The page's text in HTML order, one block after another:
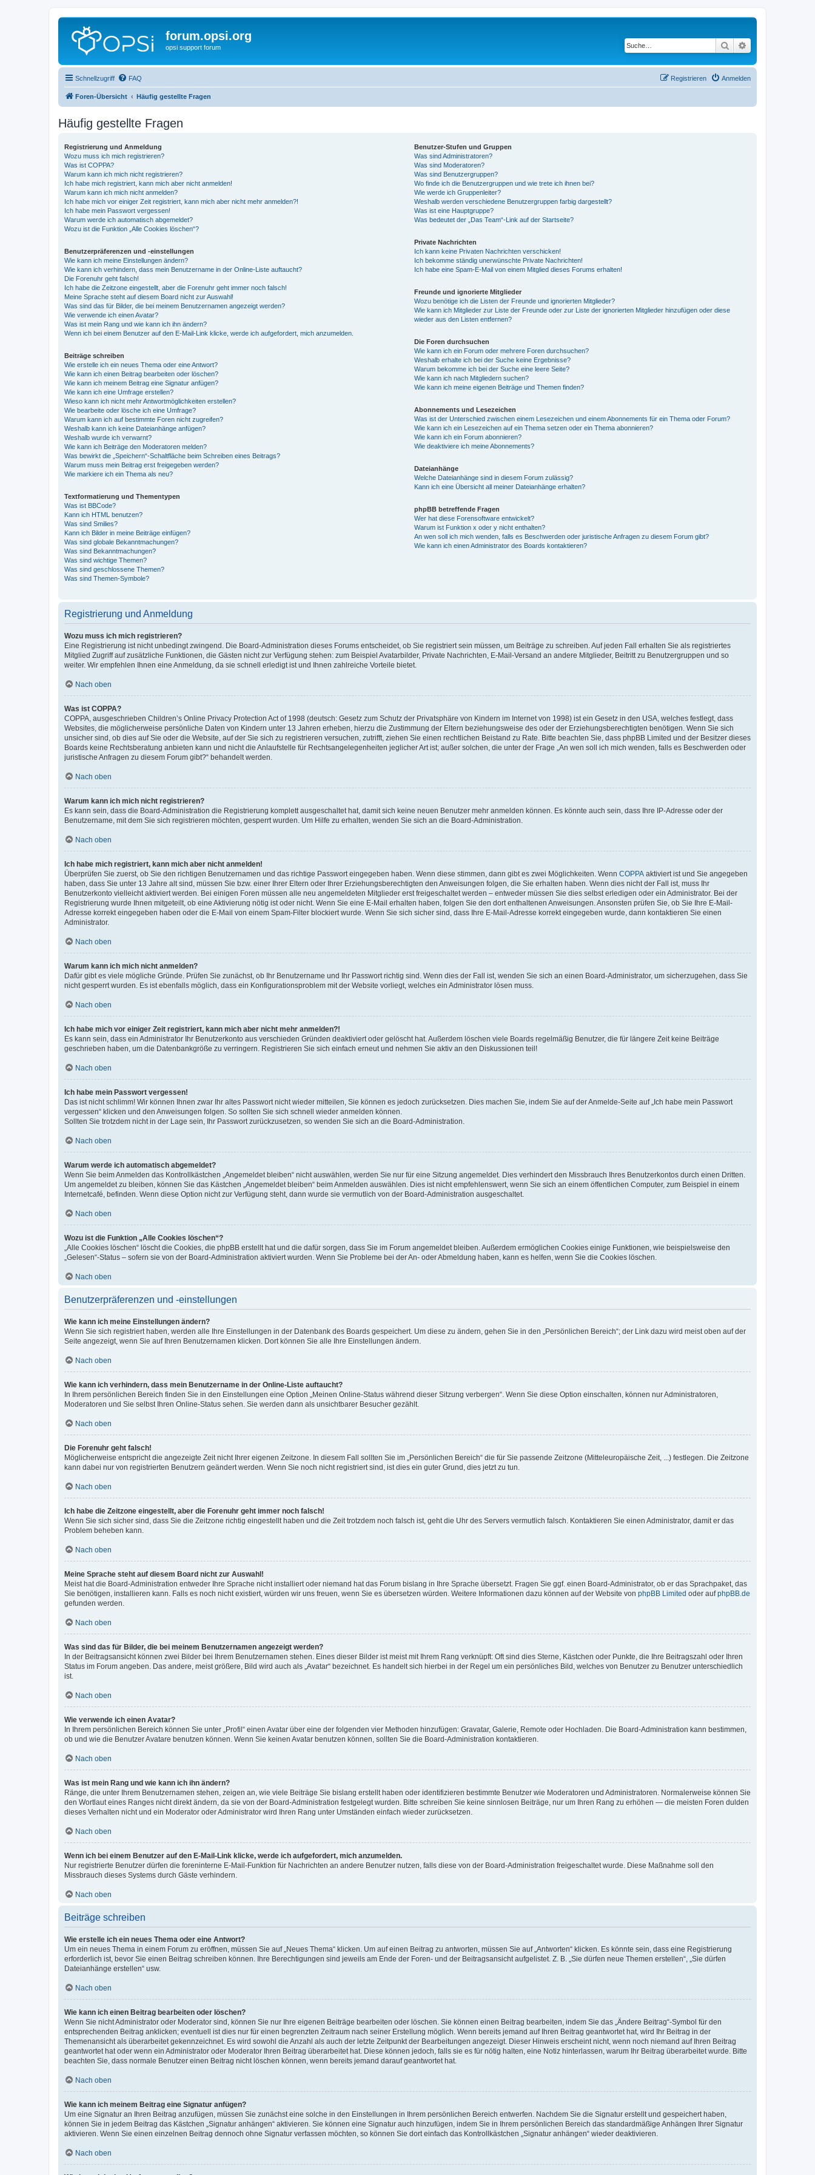
forum.opsi.org
opsi support forum Suche
Schnellzugriff FAQ Anmelden
Registrieren
Foren-Übersicht Häufig gestellte Fragen
Häufig gestellte Fragen
Registrierung und Anmeldung
Wozu muss ich mich registrieren?
Was ist COPPA?
Warum kann ich mich nicht registrieren?
Ich habe mich registriert, kann mich aber nicht anmelden!
Warum kann ich mich nicht anmelden?
Ich habe mich vor einiger Zeit registriert, kann mich aber nicht mehr anmelden?!
Ich habe mein Passwort vergessen!
Warum werde ich automatisch abgemeldet?
Wozu ist die Funktion „Alle Cookies löschen“?
Benutzerpräferenzen und -einstellungen
Wie kann ich meine Einstellungen ändern?
Wie kann ich verhindern, dass mein Benutzername in der Online-Liste auftaucht?
Die Forenuhr geht falsch!
Ich habe die Zeitzone eingestellt, aber die Forenuhr geht immer noch falsch!
Meine Sprache steht auf diesem Board nicht zur Auswahl!
Was sind das für Bilder, die bei meinem Benutzernamen angezeigt werden?
Wie verwende ich einen Avatar?
Was ist mein Rang und wie kann ich ihn ändern?
Wenn ich bei einem Benutzer auf den E-Mail-Link klicke, werde ich aufgefordert, mich anzumelden.
Beiträge schreiben
Wie erstelle ich ein neues Thema oder eine Antwort?
Wie kann ich einen Beitrag bearbeiten oder löschen?
Wie kann ich meinem Beitrag eine Signatur anfügen?
Wie kann ich eine Umfrage erstellen?
Wieso kann ich nicht mehr Antwortmöglichkeiten erstellen?
Wie bearbeite oder lösche ich eine Umfrage?
Warum kann ich auf bestimmte Foren nicht zugreifen?
Weshalb kann ich keine Dateianhänge anfügen?
Weshalb wurde ich verwarnt?
Wie kann ich Beiträge den Moderatoren melden?
Was bewirkt die „Speichern“-Schaltfläche beim Schreiben eines Beitrags?
Warum muss mein Beitrag erst freigegeben werden?
Wie markiere ich ein Thema als neu?
Textformatierung und Thementypen
Was ist BBCode?
Kann ich HTML benutzen?
Was sind Smilies?
Kann ich Bilder in meine Beiträge einfügen?
Was sind globale Bekanntmachungen?
Was sind Bekanntmachungen?
Was sind wichtige Themen?
Was sind geschlossene Themen?
Was sind Themen-Symbole?
Benutzer-Stufen und Gruppen
Was sind Administratoren?
Was sind Moderatoren?
Was sind Benutzergruppen?
Wo finde ich die Benutzergruppen und wie trete ich ihnen bei?
Wie werde ich Gruppenleiter?
Weshalb werden verschiedene Benutzergruppen farbig dargestellt?
Was ist eine Hauptgruppe?
Was bedeutet der „Das Team“-Link auf der Startseite?
Private Nachrichten
Ich kann keine Privaten Nachrichten verschicken!
Ich bekomme ständig unerwünschte Private Nachrichten!
Ich habe eine Spam-E-Mail von einem Mitglied dieses Forums erhalten!
Freunde und ignorierte Mitglieder
Wozu benötige ich die Listen der Freunde und ignorierten Mitglieder?
Wie kann ich Mitglieder zur Liste der Freunde oder zur Liste der ignorierten Mitglieder hinzufügen oder diese
wieder aus den Listen entfernen?
Die Foren durchsuchen
Wie kann ich ein Forum oder mehrere Foren durchsuchen?
Weshalb erhalte ich bei der Suche keine Ergebnisse?
Warum bekomme ich bei der Suche eine leere Seite?
Wie kann ich nach Mitgliedern suchen?
Wie kann ich meine eigenen Beiträge und Themen finden?
Abonnements und Lesezeichen
Was ist der Unterschied zwischen einem Lesezeichen und einem Abonnements für ein Thema oder Forum?
Wie kann ich ein Lesezeichen auf ein Thema setzen oder ein Thema abonnieren?
Wie kann ich ein Forum abonnieren?
Wie deaktiviere ich meine Abonnements?
Dateianhänge
Welche Dateianhänge sind in diesem Forum zulässig?
Kann ich eine Übersicht all meiner Dateianhänge erhalten?
phpBB betreffende Fragen
Wer hat diese Forensoftware entwickelt?
Warum ist Funktion x oder y nicht enthalten?
An wen soll ich mich wenden, falls es Beschwerden oder juristische Anfragen zu diesem Forum gibt?
Wie kann ich einen Administrator des Boards kontaktieren?
Registrierung und Anmeldung
Wozu muss ich mich registrieren?
Eine Registrierung ist nicht unbedingt zwingend. Die Board-Administration dieses Forums entscheidet, ob Sie registriert sein müssen, um Beiträge zu schreiben. Auf jeden Fall erhalten Sie als registriertes
Mitglied Zugriff auf zusätzliche Funktionen, die Gästen nicht zur Verfügung stehen: zum Beispiel Avatarbilder, Private Nachrichten, E-Mail-Versand an andere Mitglieder, Beitritt zu Benutzergruppen und so
weiter. Wir empfehlen Ihnen eine Anmeldung, da sie schnell erledigt ist und Ihnen zahlreiche Vorteile bietet.
Nach oben
Was ist COPPA?
COPPA, ausgeschrieben Children’s Online Privacy Protection Act of 1998 (deutsch: Gesetz zum Schutz der Privatsphäre von Kindern im Internet von 1998) ist ein Gesetz in den USA, welches festlegt, dass
Websites, die möglicherweise persönliche Daten von Kindern unter 13 Jahren erheben, hierzu die Zustimmung der Eltern beziehungsweise des oder der Erziehungsberechtigten benötigen. Wenn Sie sich
unsicher sind, ob dies auf Sie oder die Website, auf der Sie sich zu registrieren versuchen, zutrifft, ziehen Sie einen rechtlichen Beistand zu Rate. Bitte beachten Sie, dass phpBB Limited und der Besitzer dieses
Boards keine Rechtsberatung anbieten kann und nicht die Anlaufstelle für Rechtsangelegenheiten jeglicher Art ist; außer solchen, die unter der Frage „An wen soll ich mich wenden, falls es Beschwerden oder
juristische Anfragen zu diesem Forum gibt?“ behandelt werden.
Nach oben
Warum kann ich mich nicht registrieren?
Es kann sein, dass die Board-Administration die Registrierung komplett ausgeschaltet hat, damit sich keine neuen Benutzer mehr anmelden können. Es könnte auch sein, dass Ihre IP-Adresse oder der
Benutzername, mit dem Sie sich registrieren möchten, gesperrt wurden. Um Hilfe zu erhalten, wenden Sie sich an die Board-Administration.
Nach oben
Ich habe mich registriert, kann mich aber nicht anmelden!
Überprüfen Sie zuerst, ob Sie den richtigen Benutzernamen und das richtige Passwort eingegeben haben. Wenn diese stimmen, dann gibt es zwei Möglichkeiten. Wenn COPPA aktiviert ist und Sie angegeben
haben, dass Sie unter 13 Jahre alt sind, müssen Sie bzw. einer Ihrer Eltern oder Ihrer Erziehungsberechtigten den Anweisungen folgen, die Sie erhalten haben. Wenn dies nicht der Fall ist, muss Ihr
Benutzerkonto vielleicht aktiviert werden. Bei einigen Foren müssen alle neu angemeldeten Mitglieder erst freigeschaltet werden – entweder müssen Sie dies selbst erledigen oder ein Administrator. Bei der
Registrierung wurde Ihnen mitgeteilt, ob eine Aktivierung nötig ist oder nicht. Wenn Sie eine E-Mail erhalten haben, folgen Sie den dort enthaltenen Anweisungen. Ansonsten prüfen Sie, ob Sie Ihre E-Mail-
Adresse korrekt eingegeben haben oder die E-Mail von einem Spam-Filter blockiert wurde. Wenn Sie sich sicher sind, dass Ihre E-Mail-Adresse korrekt eingegeben wurde, dann kontaktieren Sie einen
Administrator.
Nach oben
Warum kann ich mich nicht anmelden?
Dafür gibt es viele mögliche Gründe. Prüfen Sie zunächst, ob Ihr Benutzername und Ihr Passwort richtig sind. Wenn dies der Fall ist, wenden Sie sich an einen Board-Administrator, um sicherzugehen, dass Sie
nicht gesperrt wurden. Es ist ebenfalls möglich, dass ein Konfigurationsproblem mit der Website vorliegt, welches ein Administrator lösen muss.
Nach oben
Ich habe mich vor einiger Zeit registriert, kann mich aber nicht mehr anmelden?!
Es kann sein, dass ein Administrator Ihr Benutzerkonto aus verschieden Gründen deaktiviert oder gelöscht hat. Außerdem löschen viele Boards regelmäßig Benutzer, die für längere Zeit keine Beiträge
geschrieben haben, um die Datenbankgröße zu verringern. Registrieren Sie sich einfach erneut und nehmen Sie aktiv an den Diskussionen teil!
Nach oben
Ich habe mein Passwort vergessen!
Das ist nicht schlimm! Wir können Ihnen zwar Ihr altes Passwort nicht wieder mitteilen, Sie können es jedoch zurücksetzen. Dies machen Sie, indem Sie auf der Anmelde-Seite auf „Ich habe mein Passwort
vergessen“ klicken und den Anweisungen folgen. So sollten Sie sich schnell wieder anmelden können.
Sollten Sie trotzdem nicht in der Lage sein, Ihr Passwort zurückzusetzen, so wenden Sie sich an die Board-Administration.
Nach oben
Warum werde ich automatisch abgemeldet?
Wenn Sie beim Anmelden das Kontrollkästchen „Angemeldet bleiben“ nicht auswählen, werden Sie nur für eine Sitzung angemeldet. Dies verhindert den Missbrauch Ihres Benutzerkontos durch einen Dritten.
Um angemeldet zu bleiben, können Sie das Kästchen „Angemeldet bleiben“ beim Anmelden auswählen. Dies ist nicht empfehlenswert, wenn Sie sich an einem öffentlichen Computer, zum Beispiel in einem
Internetcafé, befinden. Wenn diese Option nicht zur Verfügung steht, dann wurde sie vermutlich von der Board-Administration ausgeschaltet.
Nach oben
Wozu ist die Funktion „Alle Cookies löschen“?
„Alle Cookies löschen“ löscht die Cookies, die phpBB erstellt hat und die dafür sorgen, dass Sie im Forum angemeldet bleiben. Außerdem ermöglichen Cookies einige Funktionen, wie beispielsweise den
„Gelesen“-Status – sofern sie von der Board-Administration aktiviert wurden. Wenn Sie Probleme bei der An- oder Abmeldung haben, kann es helfen, wenn Sie die Cookies löschen.
Nach oben
Benutzerpräferenzen und -einstellungen
Wie kann ich meine Einstellungen ändern?
Wenn Sie sich registriert haben, werden alle Ihre Einstellungen in der Datenbank des Boards gespeichert. Um diese zu ändern, gehen Sie in den „Persönlichen Bereich“; der Link dazu wird meist oben auf der
Seite angezeigt, wenn Sie auf Ihren Benutzernamen klicken. Dort können Sie alle Ihre Einstellungen ändern.
Nach oben
Wie kann ich verhindern, dass mein Benutzername in der Online-Liste auftaucht?
In Ihrem persönlichen Bereich finden Sie in den Einstellungen eine Option „Meinen Online-Status während dieser Sitzung verbergen“. Wenn Sie diese Option einschalten, können nur Administratoren,
Moderatoren und Sie selbst Ihren Online-Status sehen. Sie werden dann als unsichtbarer Besucher gezählt.
Nach oben
Die Forenuhr geht falsch!
Möglicherweise entspricht die angezeigte Zeit nicht Ihrer eigenen Zeitzone. In diesem Fall sollten Sie im „Persönlichen Bereich“ die für Sie passende Zeitzone (Mitteleuropäische Zeit, ...) festlegen. Die Zeitzone
kann dabei nur von registrierten Benutzern geändert werden. Wenn Sie noch nicht registriert sind, ist dies ein guter Grund, dies jetzt zu tun.
Nach oben
Ich habe die Zeitzone eingestellt, aber die Forenuhr geht immer noch falsch!
Wenn Sie sich sicher sind, dass Sie die Zeitzone richtig eingestellt haben und die Zeit trotzdem noch falsch ist, geht die Uhr des Servers vermutlich falsch. Kontaktieren Sie einen Administrator, damit er das
Problem beheben kann.
Nach oben
Meine Sprache steht auf diesem Board nicht zur Auswahl!
Meist hat die Board-Administration entweder Ihre Sprache nicht installiert oder niemand hat das Forum bislang in Ihre Sprache übersetzt. Fragen Sie ggf. einen Board-Administrator, ob er das Sprachpaket, das
Sie benötigen, installieren kann. Falls es noch nicht existiert, würden wir uns freuen, wenn Sie es übersetzen würden. Weitere Informationen dazu können auf der Website von phpBB Limited oder aufphpBB.de
gefunden werden.
Nach oben
Was sind das für Bilder, die bei meinem Benutzernamen angezeigt werden?
In der Beitragsansicht können zwei Bilder bei Ihrem Benutzernamen stehen. Eines dieser Bilder ist meist mit Ihrem Rang verknüpft: Oft sind dies Sterne, Kästchen oder Punkte, die Ihre Beitragszahl oder Ihren
Status im Forum angeben. Das andere, meist größere, Bild wird auch als „Avatar“ bezeichnet. Es handelt sich hierbei in der Regel um ein persönliches Bild, welches von Benutzer zu Benutzer unterschiedlich
ist.
Nach oben
Wie verwende ich einen Avatar?
In Ihrem persönlichen Bereich können Sie unter „Profil“ einen Avatar über eine der folgenden vier Methoden hinzufügen: Gravatar, Galerie, Remote oder Hochladen. Die Board-Administration kann bestimmen,
ob und wie die Benutzer Avatare benutzen können. Wenn Sie keinen Avatar benutzen können, sollten Sie die Board-Administration kontaktieren.
Nach oben
Was ist mein Rang und wie kann ich ihn ändern?
Ränge, die unter Ihrem Benutzernamen stehen, zeigen an, wie viele Beiträge Sie bislang erstellt haben oder identifizieren bestimmte Benutzer wie Moderatoren und Administratoren. Normalerweise können Sie
den Wortlaut eines Ranges nicht direkt ändern, da sie von der Board-Administration festgelegt wurden. Bitte schreiben Sie keine sinnlosen Beiträge, nur um Ihren Rang zu erhöhen — die meisten Foren dulden
dieses Verhalten nicht und ein Moderator oder Administrator wird Ihren Rang unter Umständen einfach wieder zurücksetzen.
Nach oben
Wenn ich bei einem Benutzer auf den E-Mail-Link klicke, werde ich aufgefordert, mich anzumelden.
Nur registrierte Benutzer dürfen die foreninterne E-Mail-Funktion für Nachrichten an andere Benutzer nutzen, falls diese von der Board-Administration freigeschaltet wurde. Diese Maßnahme soll den
Missbrauch dieses Systems durch Gäste verhindern.
Nach oben
Beiträge schreiben
Wie erstelle ich ein neues Thema oder eine Antwort?
Um ein neues Thema in einem Forum zu eröffnen, müssen Sie auf „Neues Thema“ klicken. Um auf einen Beitrag zu antworten, müssen Sie auf „Antworten“ klicken. Es könnte sein, dass eine Registrierung
erforderlich ist, bevor Sie einen Beitrag schreiben können. Ihre Berechtigungen sind jeweils am Ende der Foren- und der Beitragsansicht aufgelistet. Z. B. „Sie dürfen neue Themen erstellen“, „Sie dürfen
Dateianhänge erstellen“ usw.
Nach oben
Wie kann ich einen Beitrag bearbeiten oder löschen?
Wenn Sie nicht Administrator oder Moderator sind, können Sie nur Ihre eigenen Beiträge bearbeiten oder löschen. Sie können einen Beitrag bearbeiten, indem Sie das „Ändere Beitrag“-Symbol für den
entsprechenden Beitrag anklicken; eventuell ist dies nur für einen begrenzten Zeitraum nach seiner Erstellung möglich. Wenn bereits jemand auf Ihren Beitrag geantwortet hat, wird Ihr Beitrag in der
Themenansicht als überarbeitet gekennzeichnet. Es wird sowohl die Anzahl als auch der letzte Zeitpunkt der Bearbeitungen angezeigt. Dieser Hinweis erscheint nicht, wenn noch niemand auf Ihren Beitrag
geantwortet hat oder wenn ein Administrator oder Moderator Ihren Beitrag überarbeitet hat. Diese können jedoch, falls sie es für nötig halten, eine Notiz hinterlassen, warum Ihr Beitrag überarbeitet wurde. Bitte
beachten Sie, dass normale Benutzer einen Beitrag nicht löschen können, wenn bereits jemand darauf geantwortet hat.
Nach oben
Wie kann ich meinem Beitrag eine Signatur anfügen?
Um eine Signatur an Ihren Beitrag anzufügen, müssen Sie zunächst eine solche in den Einstellungen in Ihrem persönlichen Bereich entwerfen. Nachdem Sie die Signatur erstellt und gespeichert haben,
können Sie in jedem Beitrag das Kästchen „Signatur anhängen“ aktivieren. Sie können eine Signatur auch hinzufügen, indem Sie in Ihrem persönlichen Bereich das standardmäßige Anhängen Ihrer Signatur
aktivieren. Wenn Sie einen einzelnen Beitrag dennoch ohne Signatur verfassen möchten, so können Sie dort einfach das Kontrollkästchen „Signatur anhängen“ wieder deaktivieren.
Nach oben